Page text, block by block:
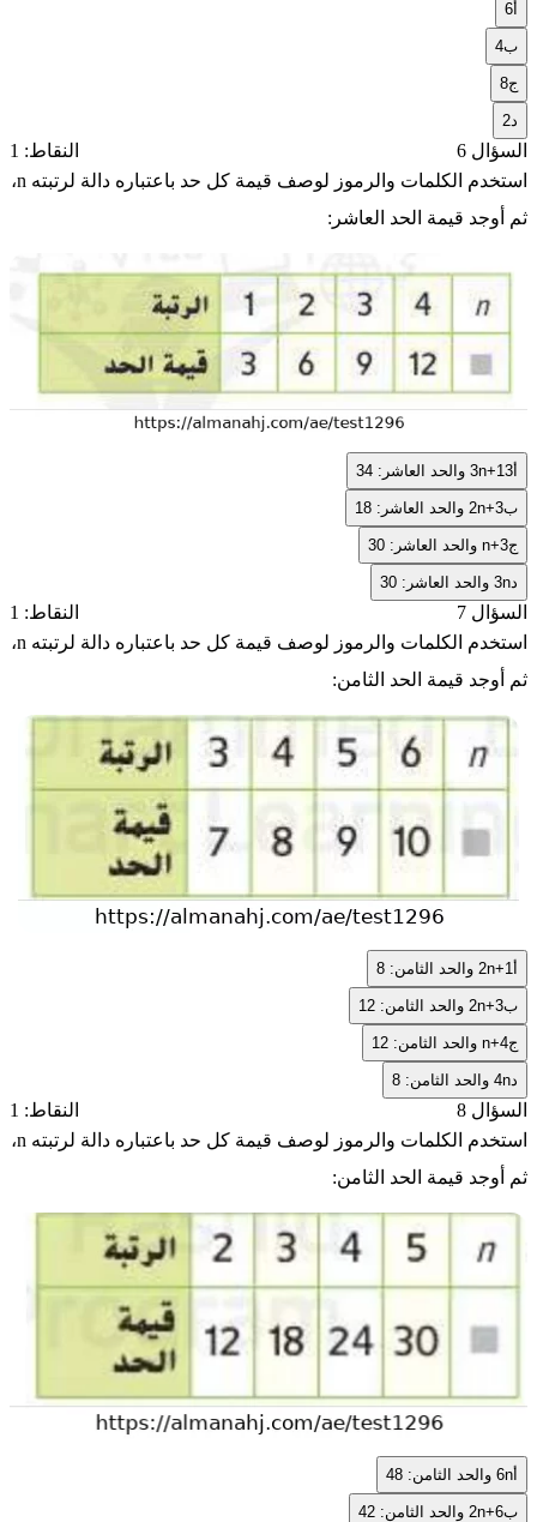
6
ب4
ج8
2
السؤال 6
النقاط: 1
استخدم الكلمات والرموز لوصف قيمة كل حد باعتباره دالة لرتبته n،
ثم أوجد قيمة الحد العاشر:
3n+13والحد العاشر: 34
ب2n+3والحد العاشر: 18
جn+3والحد العاشر: 30
3nوالحد العاشر: 30
السؤال 7
النقاط: 1
استخدم الكلمات والرموز لوصف قيمة كل حد باعتباره دالة لرتبته n،
ثم أوجد قيمة الحد الثامن:
2n+1والحد الثامن: 8
ب2n+3والحد الثامن: 12
جn+4والحد الثامن: 12
4nوالحد الثامن: 8
السؤال 8
النقاط: 1
استخدم الكلمات والرموز لوصف قيمة كل حد باعتباره دالة لرتبته n،
ثم أوجد قيمة الحد الثامن:
6nوالحد الثامن: 48
ب2n+6والحد الثامن: 42